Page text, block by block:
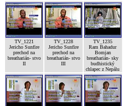
TV_1221
Jericho Sunfire
prechod na
breatharián- stvo
II
TV_1228
Jericho Sunfire
prechod na
breatharián- stvo
III
TV_1235
Ram Bahadur
Bomjan
breatharián- sky
budhistický
chlapec z Nepálu